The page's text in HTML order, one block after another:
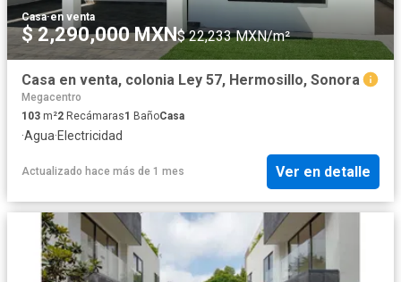
Casa·en venta
$ 2,290,000 MXN$ 22,233 MXN/m²
Casa en venta, colonia Ley 57, Hermosillo, Sonora
Megacentro
103 m²2 Recámaras1 BañoCasa
·Agua·Electricidad
Actualizado hace más de 1 mes Ver en detalle